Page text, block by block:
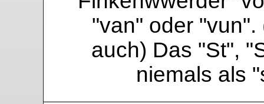
"van" oder "vun".
auch) Das "St",
niemals als